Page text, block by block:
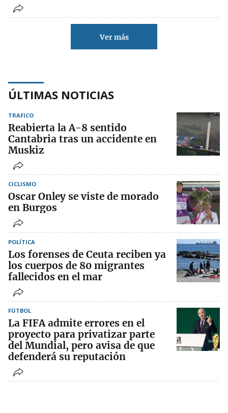
Ver más
ÚLTIMAS NOTICIAS
TRAFICO
Reabierta la A-8 sentido
Cantabria tras un accidente en
Muskiz
CICLISMO
Oscar Onley se viste de morado
en Burgos
POLÍTICA
Los forenses de Ceuta reciben ya
los cuerpos de 80 migrantes
fallecidos en el mar
FÚTBOL
La FIFA admite errores en el
proyecto para privatizar parte
del Mundial, pero avisa de que
defenderá su reputación